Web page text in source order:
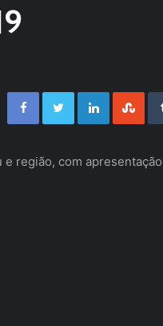
Facebook Twitter LinkedIn StumbleUpon
e região, com